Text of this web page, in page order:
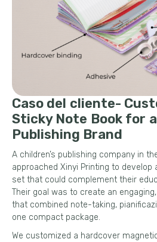
Caso del cliente-
Sticky Note Book for
Publishing Brand
A children’s publishing company in
approached Xinyi Printing to
set that could complement their
Their goal was to create an engaging,
that combined note-taking,
one compact package.
We customized a hardcover